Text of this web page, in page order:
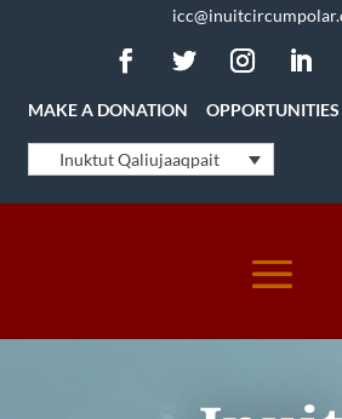
MAKE A DONATION
Inuktut Qaliujaaqpait